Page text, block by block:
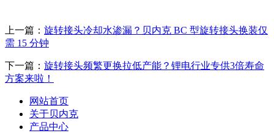
上一篇： 旋转接头冷却水渗漏？贝内克 BC 型旋转接头换装仅
需 15 分钟
下一篇： 旋转接头频繁更换拉低产能？锂电行业专供3倍寿命
方案来啦！
网站首页
关于贝内克
产品中心